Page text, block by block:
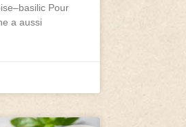
Pour
a aussi